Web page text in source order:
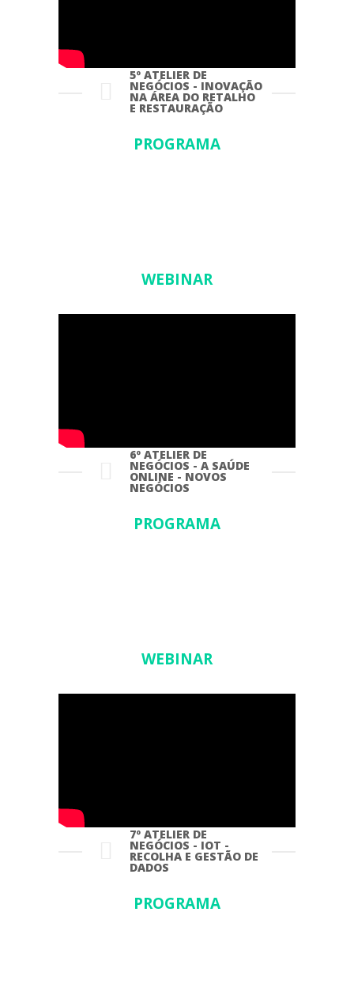
5º ATELIER DE
NEGÓCIOS - INOVAÇÃO
NA ÁREA DO RETALHO
E RESTAURAÇÃO
PROGRAMA
WEBINAR
6º ATELIER DE
NEGÓCIOS - A SAÚDE
ONLINE - NOVOS
NEGÓCIOS
PROGRAMA
WEBINAR
7º ATELIER DE
NEGÓCIOS - IOT -
RECOLHA E GESTÃO DE
DADOS
PROGRAMA